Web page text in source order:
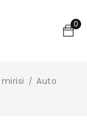
0
/ Auto